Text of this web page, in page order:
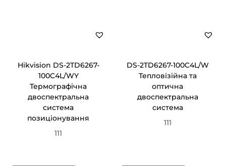
Hikvision DS-2TD6267-
100C4L/WY
Термографічна
двоспектральна
система
позиціонування
111
DS-2TD6267-100C4L/W
Тепловізійна та
оптична
двоспектральна
система
111